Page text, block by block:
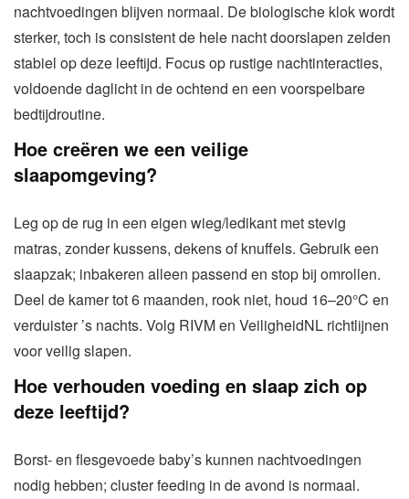
nachtvoedingen blijven normaal. De biologische klok wordt
sterker, toch is consistent de hele nacht doorslapen zelden
stabiel op deze leeftijd. Focus op rustige nachtinteracties,
voldoende daglicht in de ochtend en een voorspelbare
bedtijdroutine.
Hoe creëren we een veilige
slaapomgeving?
Leg op de rug in een eigen wieg/ledikant met stevig
matras, zonder kussens, dekens of knuffels. Gebruik een
slaapzak; inbakeren alleen passend en stop bij omrollen.
Deel de kamer tot 6 maanden, rook niet, houd 16–20°C en
verduister ’s nachts. Volg RIVM en VeiligheidNL richtlijnen
voor veilig slapen.
Hoe verhouden voeding en slaap zich op
deze leeftijd?
Borst- en flesgevoede baby’s kunnen nachtvoedingen
nodig hebben; cluster feeding in de avond is normaal.